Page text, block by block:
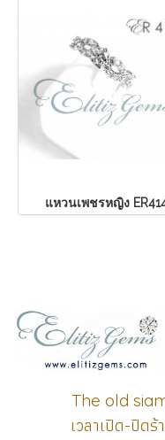
แหวนเพชรหญิง
The old
เวลาเปิด-ปิด